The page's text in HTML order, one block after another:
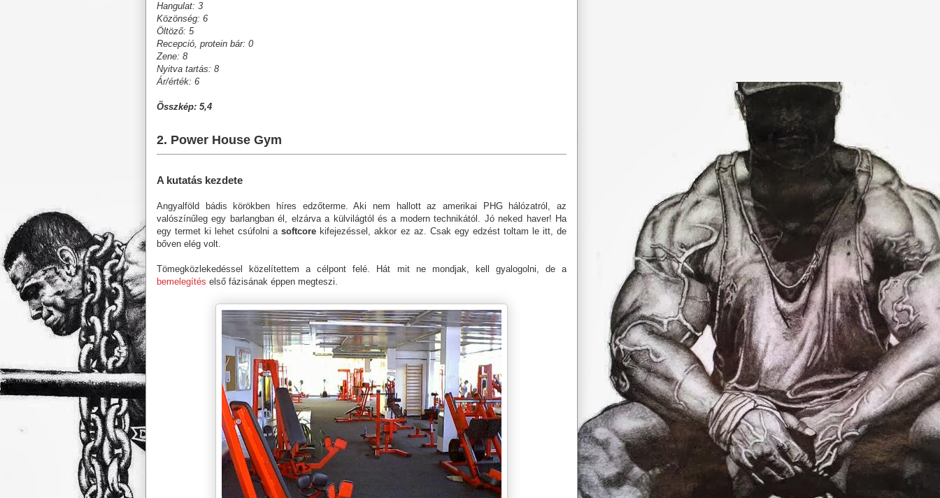
Hangulat: 3
Közönség: 6
Öltöző: 5
Recepció, protein bár: 0
Zene: 8
Nyitva tartás: 8
Ár/érték: 6
Összkép: 5,4
2. Power House Gym
A kutatás kezdete
Angyalföld bádis körökben híres edzőterme. Aki nem hallott az amerikai PHG hálózatról, az
valószínűleg egy barlangban él, elzárva a külvilágtól és a modern technikától. Jó neked haver! Ha
egy termet ki lehet csúfolni asoftcore kifejezéssel, akkor ez az. Csak egy edzést toltam le itt, de
bőven elég volt.
Tömegközlekedéssel közelítettem a célpont felé. Hát mit ne mondjak, kell gyalogolni, de a
bemelegítés első fázisának éppen megteszi.